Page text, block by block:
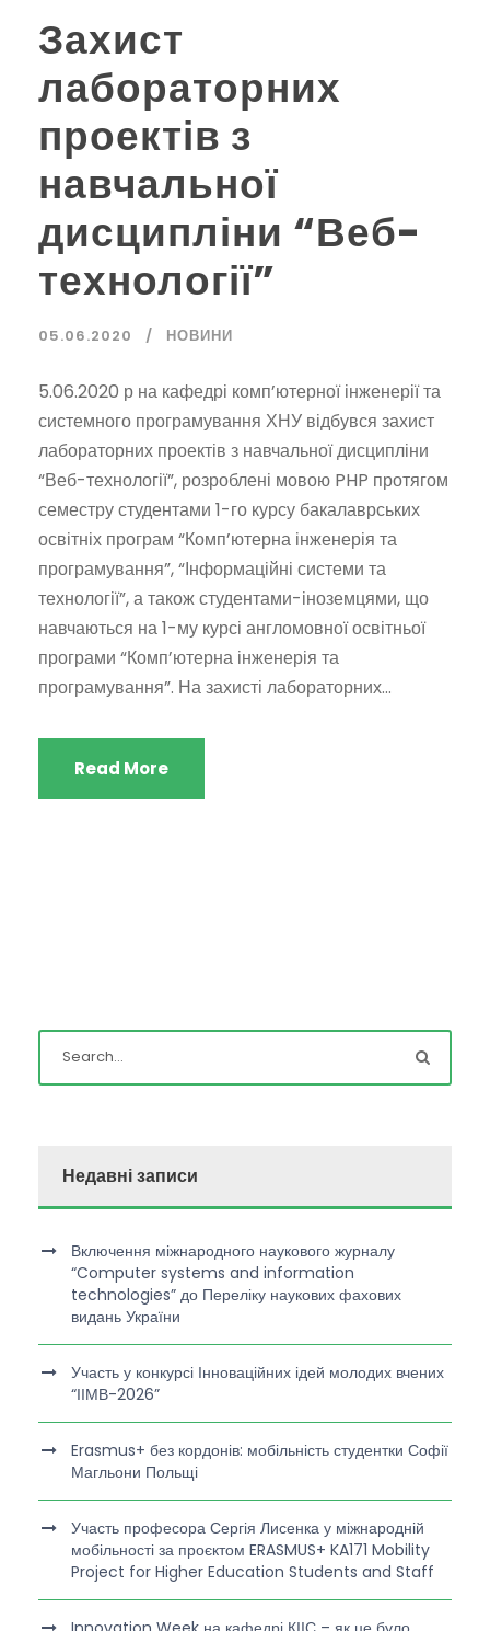
Захист
лабораторних
проектів з
навчальної
дисципліни “Веб-
технології”
05.06.2020 НОВИНИ
5.06.2020 р на кафедрі комп’ютерної інженерії та
системного програмування ХНУ відбувся захист
лабораторних проектів з навчальної дисципліни
“Веб-технології”, розроблені мовою PHP протягом
семестру студентами 1-го курсу бакалаврських
освітніх програм “Комп’ютерна інженерія та
програмування”, “Інформаційні системи та
технології”, а також студентами-іноземцями, що
навчаються на 1-му курсі англомовної освітньої
програми “Комп’ютерна інженерія та
програмування”. На захисті лабораторних...
Read More
Недавні записи
Включення міжнародного наукового журналу
“Computer systems and information
technologies” до Переліку наукових фахових
видань України
Участь у конкурсі Інноваційних ідей молодих вчених
“ІІМВ-2026”
Erasmus+ без кордонів: мобільність студентки Софії
Магльони Польщі
Участь професора Сергія Лисенка у міжнародній
мобільності за проєктом ERASMUS+ KA171 Mobility
Project for Higher Education Students and Staff